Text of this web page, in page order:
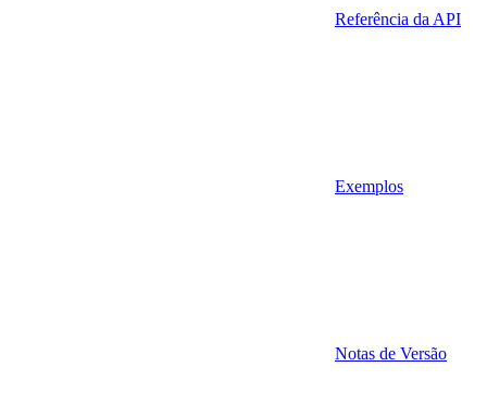
Referência da API
Exemplos
Notas de Versão